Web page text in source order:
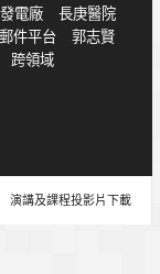
電廠
長庚醫院
郵件平台
郭志賢
跨領域
演講及課程投影片下載